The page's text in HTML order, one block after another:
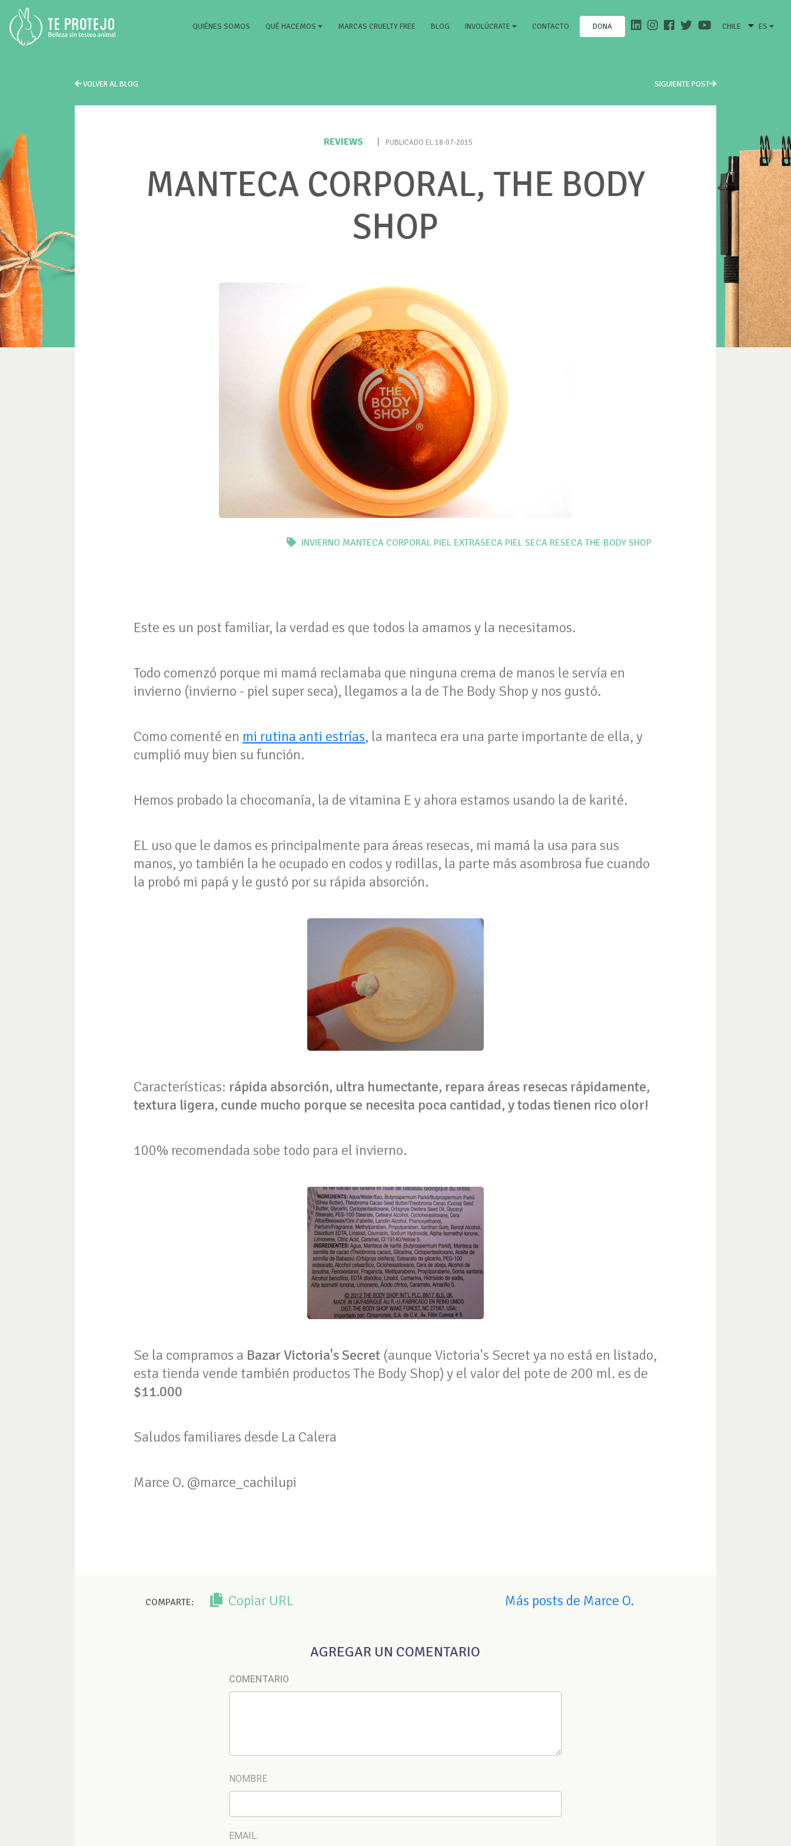
QUIÉNES SOMOS (CURRENT)
QUÉ HACEMOS MARCAS CRUELTY FREE BLOG INVOLÚCRATE CONTACTO DONA CHILE ES
VOLVER AL BLOG SIGUIENTE POST
REVIEWS PUBLICADO EL 18-07-2015
MANTECA CORPORAL, THE BODY
SHOP
INVIERNO MANTECA CORPORAL PIEL EXTRASECA PIEL SECA RESECA THE BODY SHOP
Este es un post familiar, la verdad es que todos la amamos y la necesitamos.
Todo comenzó porque mi mamá reclamaba que ninguna crema de manos le servía en
invierno (invierno - piel super seca), llegamos a la de The Body Shop y nos gustó.
Como comenté en mi rutina anti estrías, la manteca era una parte importante de ella, y
cumplió muy bien su función.
Hemos probado la chocomanía, la de vitamina E y ahora estamos usando la de karité.
EL uso que le damos es principalmente para áreas resecas, mi mamá la usa para sus
manos, yo también la he ocupado en codos y rodillas, la parte más asombrosa fue cuando
la probó mi papá y le gustó por su rápida absorción.
Características: rápida absorción, ultra humectante, repara áreas resecas rápidamente,
textura ligera, cunde mucho porque se necesita poca cantidad, y todas tienen rico olor!
100% recomendada sobe todo para el invierno.
Se la compramos a Bazar Victoria's Secret (aunque Victoria's Secret ya no está en listado,
esta tienda vende también productos The Body Shop) y el valor del pote de 200 ml. es de
$11.000
Saludos familiares desde La Calera
Marce O. @marce_cachilupi
COMPARTE: Copiar URL Más posts de Marce O.
AGREGAR UN COMENTARIO
COMENTARIO
NOMBRE
EMAIL: